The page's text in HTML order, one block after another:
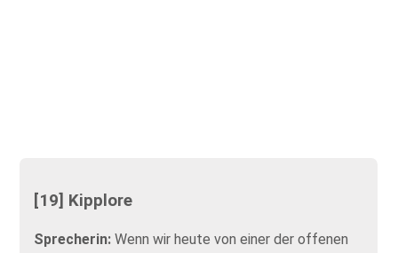
[19] Kipplore
Sprecherin:Wenn wir heute von einer der offenen